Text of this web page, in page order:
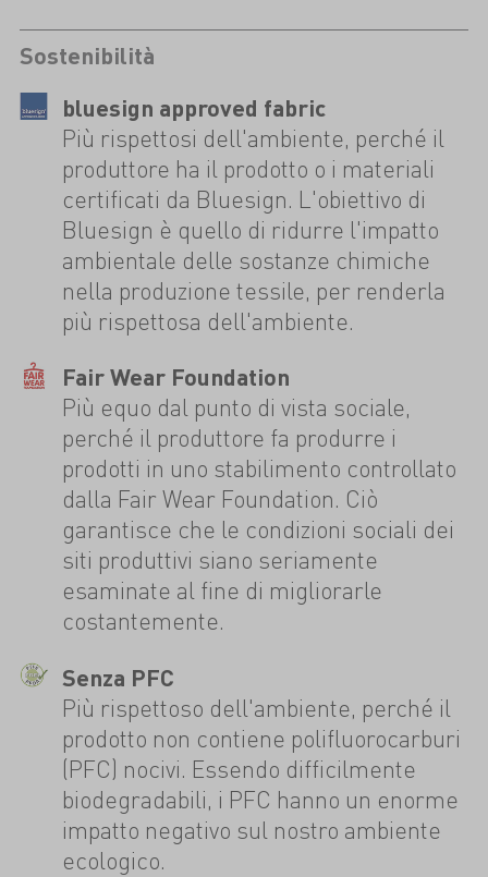
Sostenibilità
bluesign approved fabric
Più rispettosi dell'ambiente, perché il
produttore ha il prodotto o i materiali
certificati da Bluesign. L'obiettivo di
Bluesign è quello di ridurre l'impatto
ambientale delle sostanze chimiche
nella produzione tessile, per renderla
più rispettosa dell'ambiente.
Fair Wear Foundation
Più equo dal punto di vista sociale,
perché il produttore fa produrre i
prodotti in uno stabilimento controllato
dalla Fair Wear Foundation. Ciò
garantisce che le condizioni sociali dei
siti produttivi siano seriamente
esaminate al fine di migliorarle
costantemente.
Senza PFC
Più rispettoso dell'ambiente, perché il
prodotto non contiene polifluorocarburi
(PFC) nocivi. Essendo difficilmente
biodegradabili, i PFC hanno un enorme
impatto negativo sul nostro ambiente
ecologico.